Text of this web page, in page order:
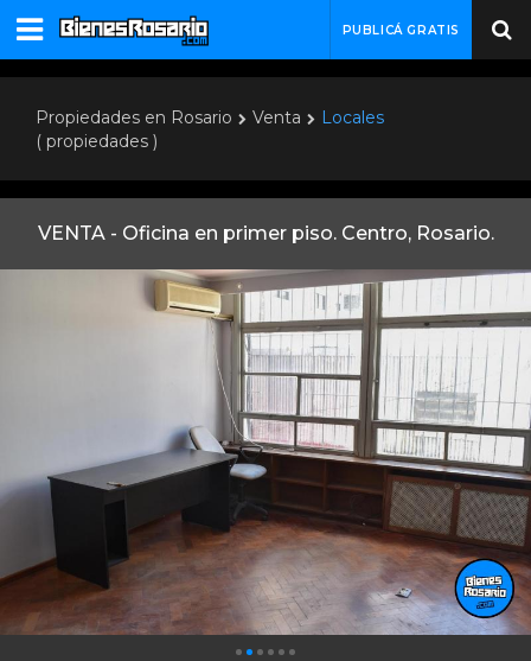
PUBLICÁ GRATIS
Propiedades en Rosario Venta
Locales
( propiedades )
VENTA - Oficina en primer piso. Centro, Rosario.